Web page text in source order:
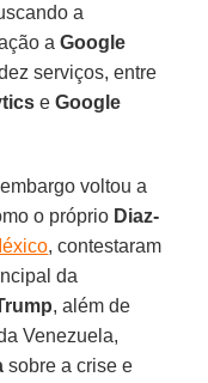
a
aGoogle
serviços, entre
eGoogle
voltou a
o próprio Diaz-
, contestaram
da
, além de
Venezuela,
sobre a crise e